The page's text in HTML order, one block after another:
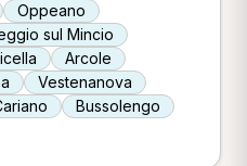
Oppeano
sul Mincio
Arcole
Vestenanova
Bussolengo